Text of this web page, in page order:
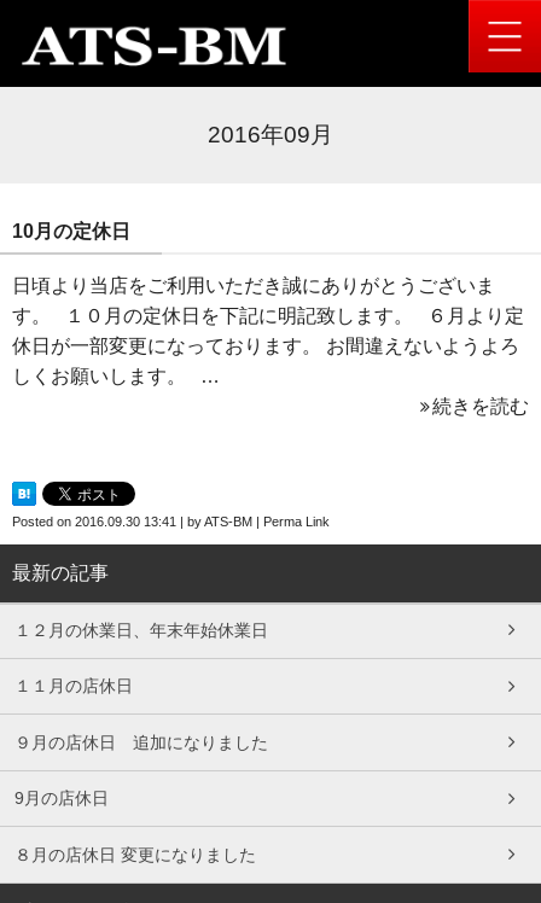
2016年09月
10月の定休日
日頃より当店をご利用いただき誠にありがとうございま
す。 １０月の定休日を下記に明記致します。 ６月より定
休日が一部変更になっております。 お間違えないようよろ
しくお願いします。 …
続きを読む
Posted on 2016.09.30 13:41 | byATS-BM | Perma Link
最新の記事
１２月の休業日、年末年始休業日
１１月の店休日
９月の店休日 追加になりました
9月の店休日
８月の店休日 変更になりました